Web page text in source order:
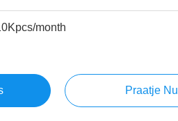
month
Praatje Nu